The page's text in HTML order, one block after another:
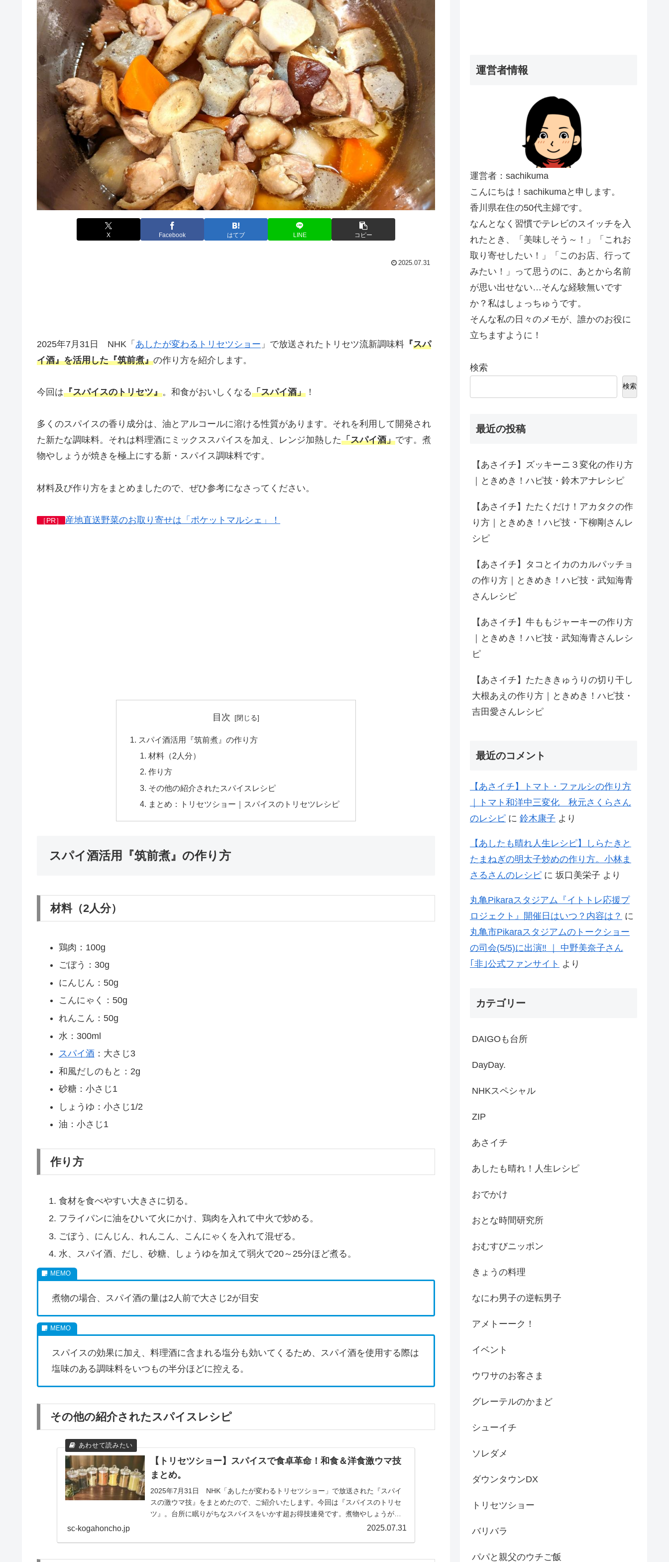
X Facebook はてブ LINE コピー
2025.07.31
2025年7月31日 NHK「 あしたが変わるトリセツショー 」で放送されたトリセツ流新調味料 『スパ
イ酒』を活用した『筑前煮』の作り方を紹介します。
今回は『スパイスのトリセツ』。和食がおいしくなる「スパイ酒」 ！
多くのスパイスの香り成分は、油とアルコールに溶ける性質があります。それを利用して開発され
た新たな調味料。それは料理酒にミックススパイスを加え、レンジ加熱した「スパイ酒」です。煮
物やしょうが焼きを極上にする新・スパイス調味料です。
材料及び作り方をまとめましたので、ぜひ参考になさってください。
［PR］ 産地直送野菜のお取り寄せは「ポケットマルシェ」！
目次
スパイ酒活用『筑前煮』の作り方
材料（2人分）
作り方
その他の紹介されたスパイスレシピ
まとめ：トリセツショー｜スパイスのトリセツレシピ
スパイ酒活用『筑前煮』の作り方
材料（2人分）
鶏肉：100g
ごぼう：30g
にんじん：50g
こんにゃく：50g
れんこん：50g
水：300ml
スパイ酒 ：大さじ3
和風だしのもと：2g
砂糖：小さじ1
しょうゆ：小さじ1/2
油：小さじ1
作り方
食材を食べやすい大きさに切る。
フライパンに油をひいて火にかけ、鶏肉を入れて中火で炒める。
ごぼう、にんじん、れんこん、こんにゃくを入れて混ぜる。
水、スパイ酒、だし、砂糖、しょうゆを加えて弱火で20～25分ほど煮る。
煮物の場合、スパイ酒の量は2人前で大さじ2が目安
スパイスの効果に加え、料理酒に含まれる塩分も効いてくるため、スパイ酒を使用する際は
塩味のある調味料をいつもの半分ほどに控える。
その他の紹介されたスパイスレシピ
【トリセツショー】スパイスで食卓革命！和食＆洋食激ウマ技
まとめ。
2025年7月31日 NHK「あしたが変わるトリセツショー」で放送された『スパイ
スの激ウマ技』をまとめたので、ご紹介いたします。今回は『スパイスのトリセ
ツ』。台所に眠りがちなスパイスをいかす超お得技連発です。煮物やしょうが焼
sc-kogahoncho.jp 2025.07.31
運営者情報
運営者：sachikuma
こんにちは！sachikumaと申します。
香川県在住の50代主婦です。
なんとなく習慣でテレビのスイッチを入
れたとき、「美味しそう～！」「これお
取り寄せしたい！」「このお店、行って
みたい！」って思うのに、あとから名前
が思い出せない…そんな経験無いです
か？私はしょっちゅうです。
そんな私の日々のメモが、誰かのお役に
立ちますように！
検索
検索
最近の投稿
【あさイチ】ズッキーニ３変化の作り方
｜ときめき！ハピ技・鈴木アナレシピ
【あさイチ】たたくだけ！アカタクの作
り方｜ときめき！ハピ技・下柳剛さんレ
シピ
【あさイチ】タコとイカのカルパッチョ
の作り方｜ときめき！ハピ技・武知海青
さんレシピ
【あさイチ】牛ももジャーキーの作り方
｜ときめき！ハピ技・武知海青さんレシ
ピ
【あさイチ】たたききゅうりの切り干し
大根あえの作り方｜ときめき！ハピ技・
吉田愛さんレシピ
最近のコメント
【あさイチ】トマト・ファルシの作り方
｜トマト和洋中三変化 秋元さくらさん
のレシピ に 鈴木康子 より
【あしたも晴れ人生レシピ】しらたきと
たまねぎの明太子炒めの作り方。小林ま
さるさんのレシピ に 坂口美栄子 より
丸亀Pikaraスタジアム『イトトレ応援プ
ロジェクト』開催日はいつ？内容は？ に
丸亀市Pikaraスタジアムのトークショー
の司会(5/5)に出演‼ ｜ 中野美奈子さん
｢非｣公式ファンサイト より
カテゴリー
DAIGOも台所
DayDay.
NHKスペシャル
ZIP
あさイチ
あしたも晴れ！人生レシピ
おでかけ
おとな時間研究所
おむすびニッポン
きょうの料理
なにわ男子の逆転男子
アメトーーク！
イベント
ウワサのお客さま
グレーテルのかまど
シューイチ
ソレダメ
ダウンタウンDX
トリセツショー
バリバラ
パパと親父のウチご飯